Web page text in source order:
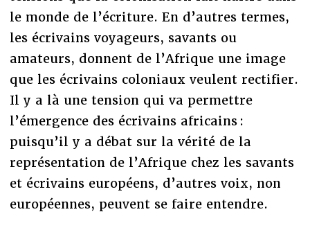
le monde de l’écriture. En d’autres termes,
les écrivains voyageurs, savants ou
amateurs, donnent de l’Afrique une image
que les écrivains coloniaux veulent rectifier.
Il y a là une tension qui va permettre
l’émergence des écrivains africains :
puisqu’il y a débat sur la vérité de la
représentation de l’Afrique chez les savants
et écrivains européens, d’autres voix, non
européennes, peuvent se faire entendre.